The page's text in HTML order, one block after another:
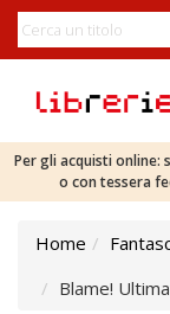
Per gli acquisti online:
o con tessera
Home
Blame!